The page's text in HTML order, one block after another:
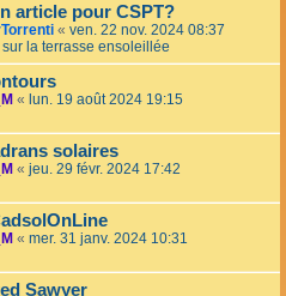
article pour CSPT?
« ven. 22 nov. 2024 08:37
la terrasse ensoleillée
« lun. 19 août 2024 19:15
solaires
« jeu. 29 févr. 2024 17:42
« mer. 31 janv. 2024 10:31
Sawyer